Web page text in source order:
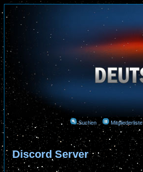
Suchen Mitgliederliste
Discord Server